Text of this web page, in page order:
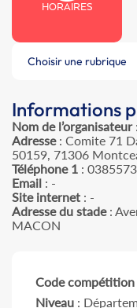
HORAIRES
Choisir une rubrique
Informations
Nom de l’organisateur
Adresse: Comite 71
50159, 71306
Téléphone 1 :
Email : -
Site internet : -
Adresse du stade:
MACON
Code compétition
Niveau :